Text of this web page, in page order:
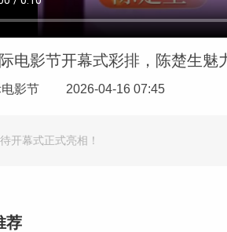
电影节开幕式彩排，陈楚生魅
影节 2026-04-16 07:45
开幕式正式亮相！
荐